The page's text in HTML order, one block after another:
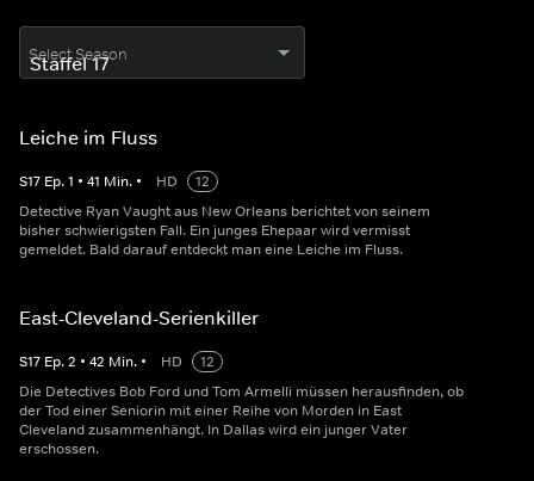
Select Season
Leiche im Fluss
S17 Ep.1 • 41 Min. • HD
12
Detective Ryan Vaught aus New Orleans berichtet von seinem
bisher schwierigsten Fall. Ein junges Ehepaar wird vermisst
gemeldet. Bald darauf entdeckt man eine Leiche im Fluss.
East-Cleveland-Serienkiller
S17 Ep.2 • 42 Min. • HD
12
Die Detectives Bob Ford und Tom Armelli müssen herausfinden, ob
der Tod einer Seniorin mit einer Reihe von Morden in East
Cleveland zusammenhängt. In Dallas wird ein junger Vater
erschossen.